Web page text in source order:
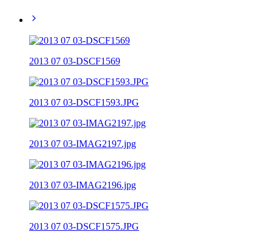
2013 07 03-DSCF1569
2013 07 03-DSCF1593.JPG
2013 07 03-IMAG2197.jpg
2013 07 03-IMAG2196.jpg
2013 07 03-DSCF1575.JPG